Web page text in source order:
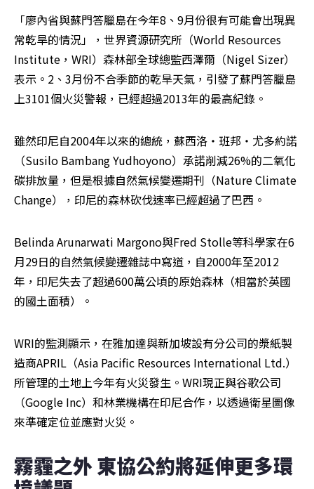
「廖內省與蘇門答臘島在今年8、9月份很有可能會出現異
常乾旱的情況」，世界資源研究所（World Resources
Institute，WRI）森林部全球總監西澤爾（Nigel Sizer）
表示。2、3月份不合季節的乾旱天氣，引發了蘇門答臘島
上3101個火災警報，已經超過2013年的最高紀錄。
雖然印尼自2004年以來的總統，蘇西洛‧班邦‧尤多約諾
（Susilo Bambang Yudhoyono）承諾削減26%的二氧化
碳排放量，但是根據自然氣候變遷期刊（Nature Climate
Change），印尼的森林砍伐速率已經超過了巴西。
Belinda Arunarwati Margono與Fred Stolle等科學家在6
月29日的自然氣候變遷雜誌中寫道，自2000年至2012
年，印尼失去了超過600萬公頃的原始森林（相當於英國
的國土面積）。
WRI的監測顯示，在雅加達與新加坡設有分公司的漿紙製
造商APRIL（Asia Pacific Resources International Ltd.）
所管理的土地上今年有火災發生。WRI現正與谷歌公司
（Google Inc）和林業機構在印尼合作，以透過衛星圖像
來準確定位並應對火災。
霧霾之外 東協公約將延伸更多環